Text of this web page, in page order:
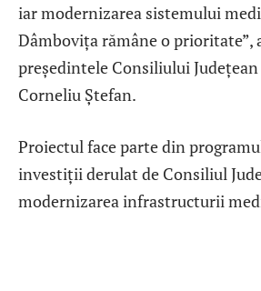
iar modernizarea sistemului
Dâmbovița rămâne o prioritate”,
președintele Consiliului
Corneliu Ștefan.
Proiectul face parte din
investiții derulat de Consiliul
modernizarea infrastructurii